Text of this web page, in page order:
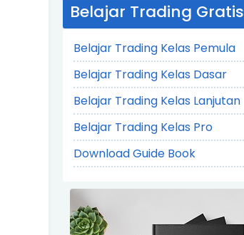
Belajar Trading Gratis
Belajar Trading Kelas Pemula
Belajar Trading Kelas Dasar
Belajar Trading Kelas Lanjutan
Belajar Trading Kelas Pro
Download Guide Book